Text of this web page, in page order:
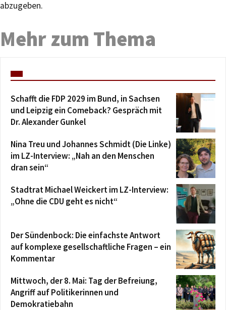
abzugeben.
Mehr zum Thema
Schafft die FDP 2029 im Bund, in Sachsen
und Leipzig ein Comeback? Gespräch mit
Dr. Alexander Gunkel
Nina Treu und Johannes Schmidt (Die Linke)
im LZ-Interview: „Nah an den Menschen
dran sein“
Stadtrat Michael Weickert im LZ-Interview:
„Ohne die CDU geht es nicht“
Der Sündenbock: Die einfachste Antwort
auf komplexe gesellschaftliche Fragen – ein
Kommentar
Mittwoch, der 8. Mai: Tag der Befreiung,
Angriff auf Politikerinnen und
Demokratiebahn